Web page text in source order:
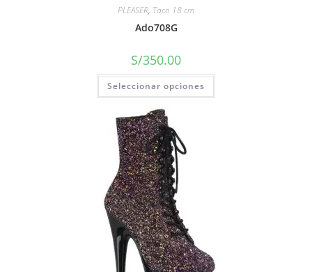
PLEASER, Taco 18 cm
Ado708G
S/350.00
Seleccionar opciones